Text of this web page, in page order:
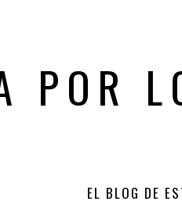
POR
EL BLOG DE